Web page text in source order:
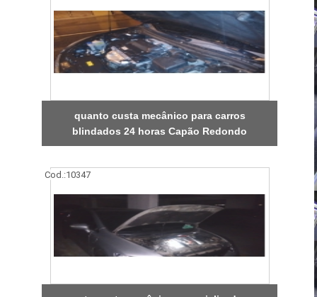
quanto custa mecânico para carros
blindados 24 horas Capão Redondo
Cod.:10347